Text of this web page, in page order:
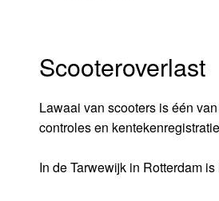
Scooteroverlast
Lawaai van scooters is één
controles en
In de Tarwewijk in Rotterdam